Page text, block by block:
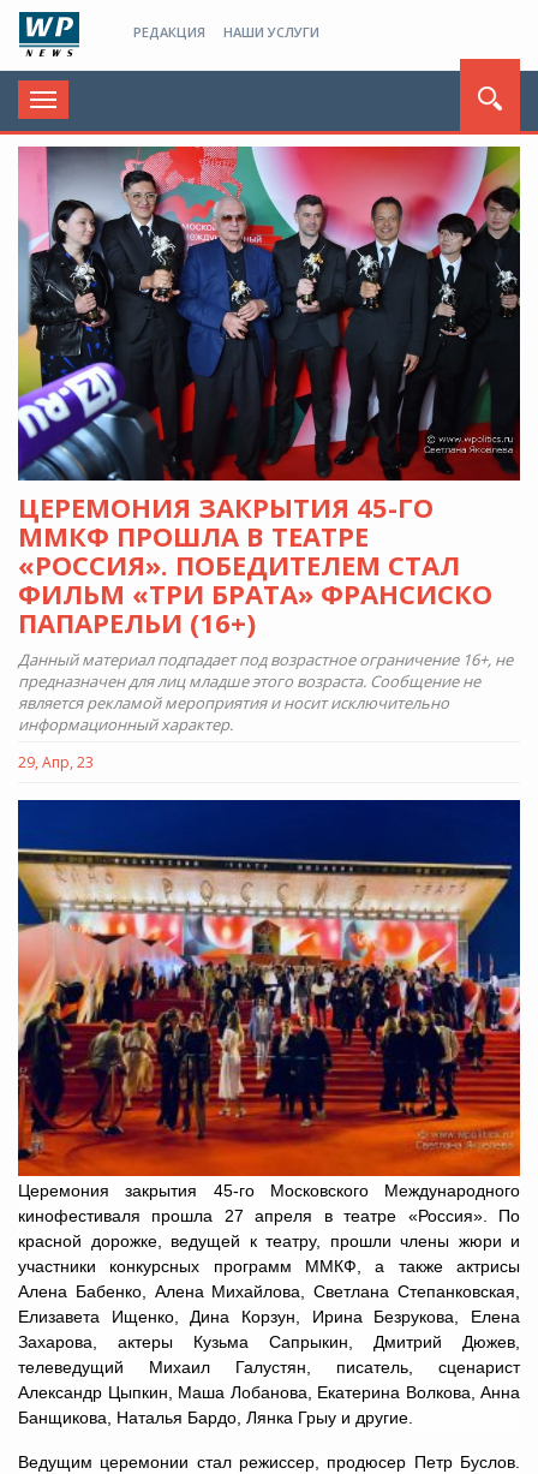
РЕДАКЦИЯ НАШИ УСЛУГИ
Toggle
navigation
ЦЕРЕМОНИЯ ЗАКРЫТИЯ 45-ГО
ММКФ ПРОШЛА В ТЕАТРЕ
«РОССИЯ». ПОБЕДИТЕЛЕМ СТАЛ
ФИЛЬМ «ТРИ БРАТА» ФРАНСИСКО
ПАПАРЕЛЬИ (16+)
Данный материал подпадает под возрастное ограничение 16+, не
предназначен для лиц младше этого возраста. Сообщение не
является рекламой мероприятия и носит исключительно
информационный характер.
29, Апр, 23
Церемония закрытия 45-го Московского Международного
кинофестиваля прошла 27 апреля в театре «Россия». По
красной дорожке, ведущей к театру, прошли члены жюри и
участники конкурсных программ ММКФ, а также актрисы
Алена Бабенко, Алена Михайлова, Светлана Степанковская,
Елизавета Ищенко, Дина Корзун, Ирина Безрукова, Елена
Захарова, актеры Кузьма Сапрыкин, Дмитрий Дюжев,
телеведущий Михаил Галустян, писатель, сценарист
Александр Цыпкин, Маша Лобанова, Екатерина Волкова, Анна
Банщикова, Наталья Бардо, Лянка Грыу и другие.
Ведущим церемонии стал режиссер, продюсер Петр Буслов.